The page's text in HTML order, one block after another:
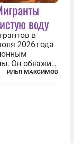
воду
в
2026 года
Он обнажил
ИЛЬЯ МАКСИМОВ